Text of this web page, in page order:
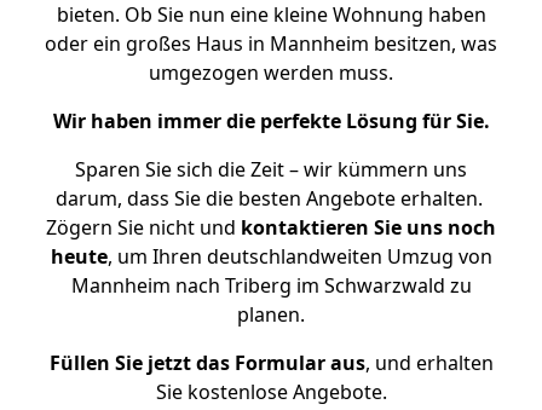
bieten. Ob Sie nun eine kleine Wohnung haben
oder ein großes Haus in Mannheim besitzen, was
umgezogen werden muss.
Wir haben immer die perfekte Lösung für Sie.
Sparen Sie sich die Zeit – wir kümmern uns
darum, dass Sie die besten Angebote erhalten.
Zögern Sie nicht und kontaktieren Sie uns noch
heute, um Ihren deutschlandweiten Umzug von
Mannheim nach Triberg im Schwarzwald zu
planen.
Füllen Sie jetzt das Formular aus, und erhalten
Sie kostenlose Angebote.